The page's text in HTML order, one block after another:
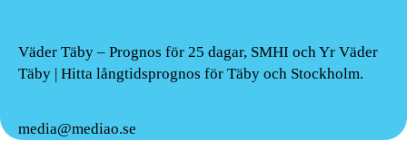
Väder Täby – Prognos för 25 dagar, SMHI och Yr Väder
Täby | Hitta långtidsprognos för Täby och Stockholm.
media@mediao.se